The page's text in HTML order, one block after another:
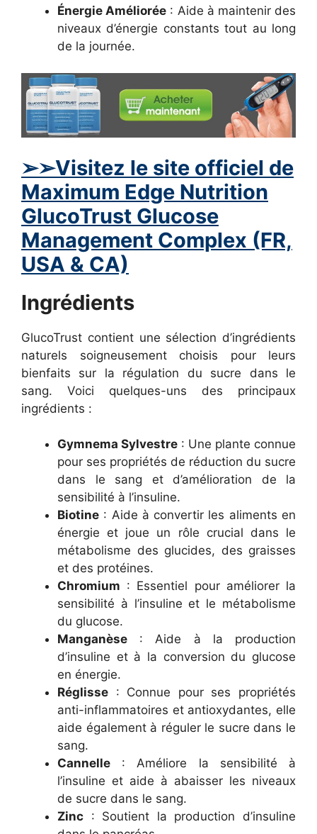
Énergie Améliorée : Aide à maintenir des
niveaux d’énergie constants tout au long
de la journée.
➢➢Visitez le site officiel de
Maximum Edge Nutrition
GlucoTrust Glucose
Management Complex (FR,
USA & CA)
Ingrédients
GlucoTrust contient une sélection d’ingrédients
naturels soigneusement choisis pour leurs
bienfaits sur la régulation du sucre dans le
sang. Voici quelques-uns des principaux
ingrédients :
Gymnema Sylvestre : Une plante connue
pour ses propriétés de réduction du sucre
dans le sang et d’amélioration de la
sensibilité à l’insuline.
Biotine : Aide à convertir les aliments en
énergie et joue un rôle crucial dans le
métabolisme des glucides, des graisses
et des protéines.
Chromium : Essentiel pour améliorer la
sensibilité à l’insuline et le métabolisme
du glucose.
Manganèse : Aide à la production
d’insuline et à la conversion du glucose
en énergie.
Réglisse : Connue pour ses propriétés
anti-inflammatoires et antioxydantes, elle
aide également à réguler le sucre dans le
sang.
Cannelle : Améliore la sensibilité à
l’insuline et aide à abaisser les niveaux
de sucre dans le sang.
Zinc : Soutient la production d’insuline